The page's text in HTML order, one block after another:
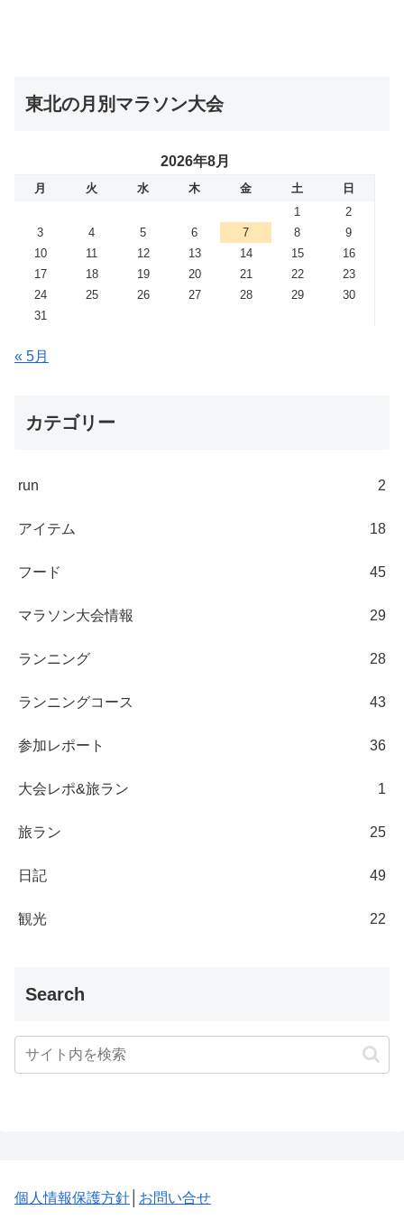
東北の月別マラソン大会
2026年8月
月 火 水 木 金 土
日
1
2
3
4 5 6 7 8
9
10
11 12 13 14 15
16
17
18 19 20 21 22
23
24
25 26 27 28 29
30
31
« 5月
カテゴリー
run 2
アイテム 18
フード 45
マラソン大会情報 29
ランニング 28
ランニングコース 43
参加レポート 36
大会レポ&旅ラン 1
旅ラン 25
日記 49
観光 22
Search
個人情報保護方針 お問い合せ